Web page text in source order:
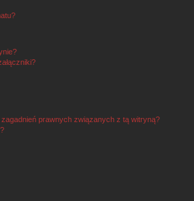
prawnych związanych z tą witryną?